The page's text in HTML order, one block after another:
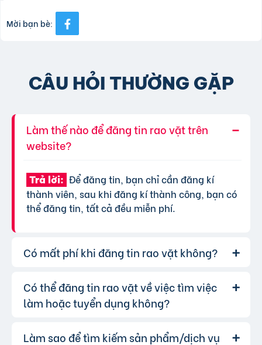
Mời bạn bè:
CÂU HỎI THƯỜNG GẶP
Làm thế nào để đăng tin rao vặt trên
website?
Trả lời: Để đăng tin, bạn chỉ cần đăng kí
thành viên, sau khi đăng kí thành công, bạn có
thể đăng tin, tất cả đều miễn phí.
Có mất phí khi đăng tin rao vặt không?
Trả lời: Chúng tôi cung cấp gói đăng tin miễn
phí cơ bản cho tất cả người dùng. Tuy nhiên, để
thị, bạn có thể lựa chọn các gói dịch vụ nâng
Có thể đăng tin rao vặt về việc tìm việc
làm hoặc tuyển dụng không?
Trả lời: Hoàn toàn có thể. Website của chúng
Làm sao để tìm kiếm sản phẩm/dịch vụ